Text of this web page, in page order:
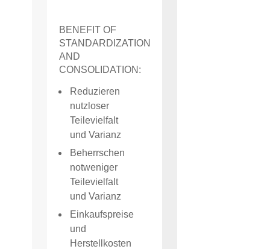
BENEFIT OF
STANDARDIZATION
AND
CONSOLIDATION:
Reduzieren
nutzloser
Teilevielfalt
und Varianz
Beherrschen
notweniger
Teilevielfalt
und Varianz
Einkaufspreise
und
Herstellkosten